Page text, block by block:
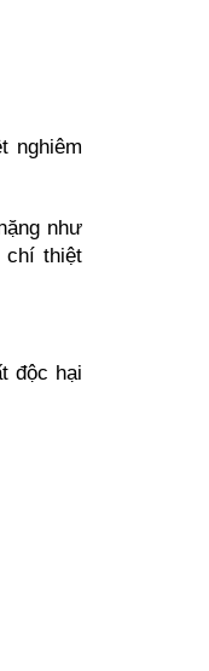
nghiêm
như
chí thiệt
độc hại